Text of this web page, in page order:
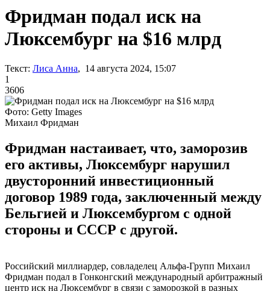
Фридман подал иск на
Люксембург на $16 млрд
Текст: Лиса Анна, 14 августа 2024, 15:07
1
3606
Фото: Getty Images
Михаил Фридман
Фридман настаивает, что, заморозив
его активы, Люксембург нарушил
двусторонний инвестиционный
договор 1989 года, заключенный между
Бельгией и Люксембургом с одной
стороны и СССР с другой.
Российский миллиардер, совладелец Альфа-Групп Михаил
Фридман подал в Гонконгский международный арбитражный
центр иск на Люксембург в связи с заморозкой в разных